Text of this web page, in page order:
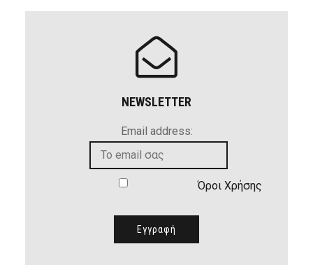
NEWSLETTER
Email address:
Όροι Χρήσης